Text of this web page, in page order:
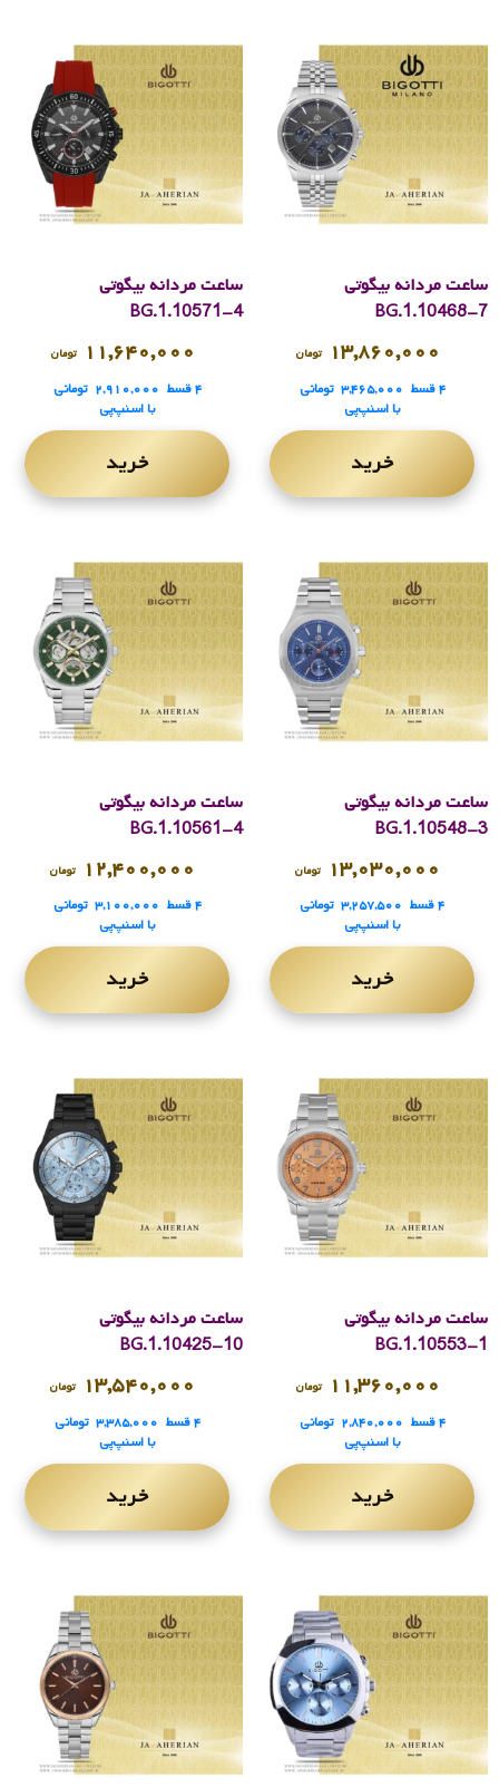
ساعت مردانه بیگوتی
BG.1.10468-7
۱۳,۸۶۰,۰۰۰ تومان
۴ قسط ۳,۴۶۵,۰۰۰ تومانی
با اسنپ‌پی
خرید
ساعت مردانه بیگوتی
BG.1.10571-4
۱۱,۶۴۰,۰۰۰ تومان
۴ قسط ۲,۹۱۰,۰۰۰ تومانی
با اسنپ‌پی
خرید
ساعت مردانه بیگوتی
BG.1.10548-3
۱۳,۰۳۰,۰۰۰ تومان
۴ قسط ۳,۲۵۷,۵۰۰ تومانی
با اسنپ‌پی
خرید
ساعت مردانه بیگوتی
BG.1.10561-4
۱۲,۴۰۰,۰۰۰ تومان
۴ قسط ۳,۱۰۰,۰۰۰ تومانی
با اسنپ‌پی
خرید
ساعت مردانه بیگوتی
BG.1.10553-1
۱۱,۳۶۰,۰۰۰ تومان
۴ قسط ۲,۸۴۰,۰۰۰ تومانی
با اسنپ‌پی
خرید
ساعت مردانه بیگوتی
BG.1.10425-10
۱۳,۵۴۰,۰۰۰ تومان
۴ قسط ۳,۳۸۵,۰۰۰ تومانی
با اسنپ‌پی
خرید